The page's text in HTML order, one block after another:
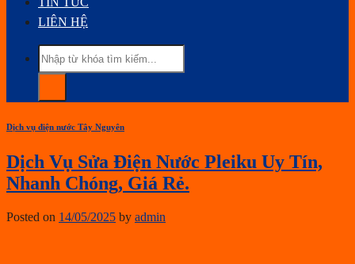
LIÊN HỆ
Dịch vụ điện nước Tây Nguyên
Dịch Vụ Sửa Điện Nước Pleiku Uy Tín,
Nhanh Chóng, Giá Rẻ.
Posted on 14/05/2025 by admin